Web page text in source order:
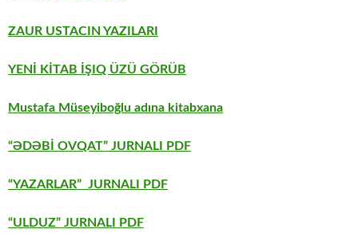
ZAUR USTACIN YAZILARI
YENİ KİTAB İŞIQ ÜZÜ GÖRÜB
Mustafa Müseyiboğlu adına kitabxana
“ƏDƏBİ OVQAT” JURNALI PDF
“YAZARLAR” JURNALI PDF
“ULDUZ” JURNALI PDF